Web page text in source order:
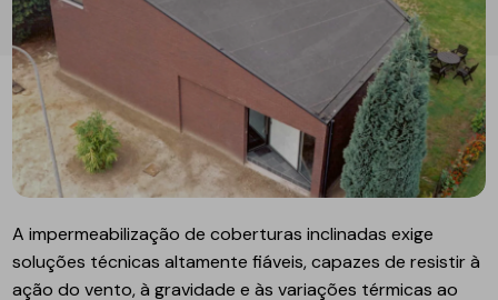
A impermeabilização de coberturas inclinadas exige
soluções técnicas altamente fiáveis, capazes de resistir à
ação do vento, à gravidade e às variações térmicas ao